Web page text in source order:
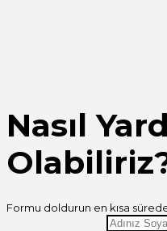
Nasıl
Formu doldurun en kısa